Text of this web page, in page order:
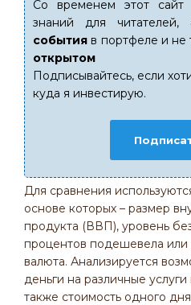
Со временем этот сайт
знаний для
события в портфеле и не
открытом
Подписывайтесь, если
куда я инвестирую.
Для сравнения
основе которых – размер
продукта (ВВП), уровень
процентов подешевела
валюта. Анализируется
деньги на различные
также стоимость одного